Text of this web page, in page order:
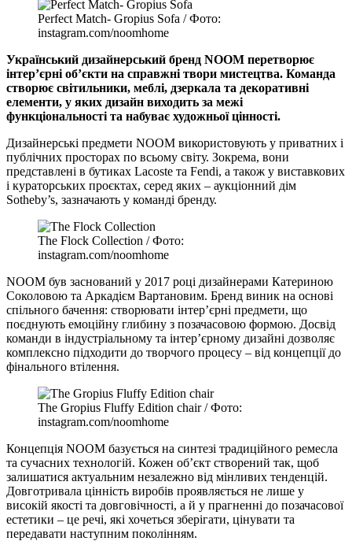
Perfect Match- Gropius Sofa / Фото:
instagram.com/noomhome
Український дизайнерський бренд NOOM перетворює
інтер’єрні об’єкти на справжні твори мистецтва. Команда
створює світильники, меблі, дзеркала та декоративні
елементи, у яких дизайн виходить за межі
функціональності та набуває художньої цінності.
Дизайнерські предмети NOOM використовують у приватних і
публічних просторах по всьому світу. Зокрема, вони
представлені в бутиках Lacoste та Fendi, а також у виставкових
і кураторських проєктах, серед яких – аукціонний дім
Sotheby’s, зазначають у команді бренду.
The Flock Collection / Фото:
instagram.com/noomhome
NOOM був заснований у 2017 році дизайнерами Катериною
Соколовою та Аркадієм Вартановим. Бренд виник на основі
спільного бачення: створювати інтер’єрні предмети, що
поєднують емоційну глибину з позачасовою формою. Досвід
команди в індустріальному та інтер’єрному дизайні дозволяє
комплексно підходити до творчого процесу – від концепції до
фінального втілення.
The Gropius Fluffy Edition chair / Фото:
instagram.com/noomhome
Концепція NOOM базується на синтезі традиційного ремесла
та сучасних технологій. Кожен об’єкт створений так, щоб
залишатися актуальним незалежно від мінливих тенденцій.
Довготривала цінність виробів проявляється не лише у
високій якості та довговічності, а й у прагненні до позачасової
естетики – це речі, які хочеться зберігати, цінувати та
передавати наступним поколінням.